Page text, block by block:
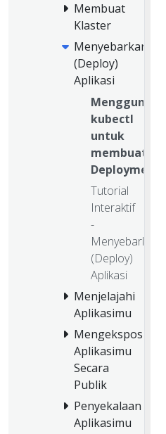
Membuat
Klaster
Menyebarkan
(Deploy)
Aplikasi
Menggunakan
kubectl
untuk
membuat
Deployment
Tutorial
Interaktif
-
Menyebarkan
(Deploy)
Aplikasi
Menjelajahi
Aplikasimu
Mengekspos
Aplikasimu
Secara
Publik
Penyekalaan
Aplikasimu